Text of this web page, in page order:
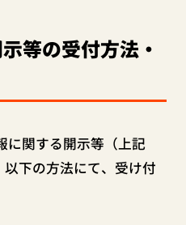
等の受付方法・
に関する開示等（上記
下の方法にて、受け付